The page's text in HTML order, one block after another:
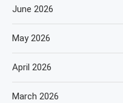
June 2026
May 2026
April 2026
March 2026